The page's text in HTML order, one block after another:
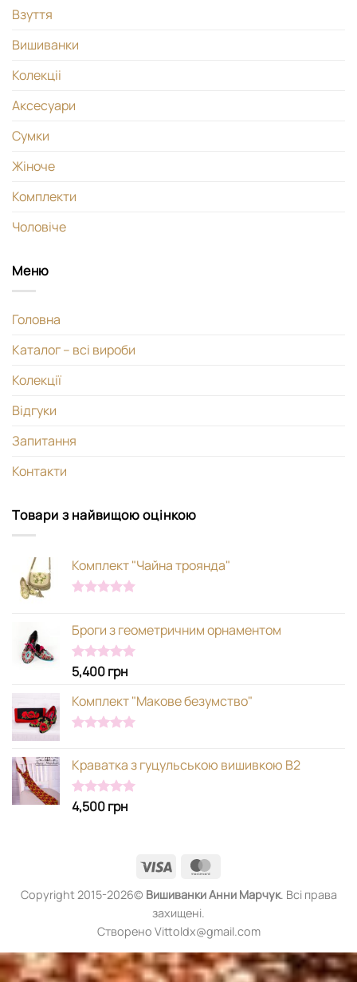
Взуття
Вишиванки
Колекціі
Аксесуари
Сумки
Жіноче
Комплекти
Чоловіче
Меню
Головна
Каталог – всі вироби
Колекції
Відгуки
Запитання
Контакти
Товари з найвищою оцінкою
Комплект "Чайна троянда"
Броги з геометричним орнаментом
Оцінено в
5.00
з 5
5,400грн
Комплект "Макове безумство"
Краватка з гуцульською вишивкою В2
Оцінено в
5.00
з 5
4,500грн
Visa
Copyright 2015-2026© ВишиванкиАнни Марчук. Всі права
захищені.
Створено Vittoldx@gmail.com